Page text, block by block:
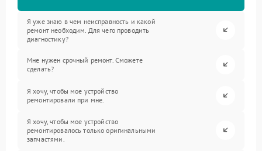
Я уже знаю в чем неисправность и какой
ремонт необходим. Для чего проводить
диагностику?
Мне нужен срочный ремонт. Сможете
сделать?
Я хочу, чтобы мое устройство
ремонтировали при мне.
Я хочу, чтобы мое устройство
ремонтировалось только оригинальными
запчастями.